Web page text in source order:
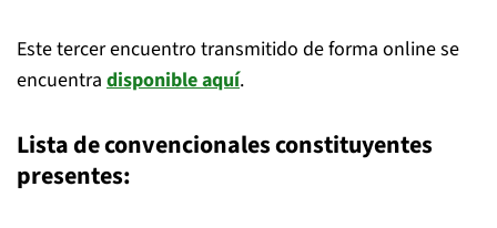
Este tercer encuentro transmitido de forma online se
encuentra disponible aquí.
Lista de convencionales constituyentes
presentes: